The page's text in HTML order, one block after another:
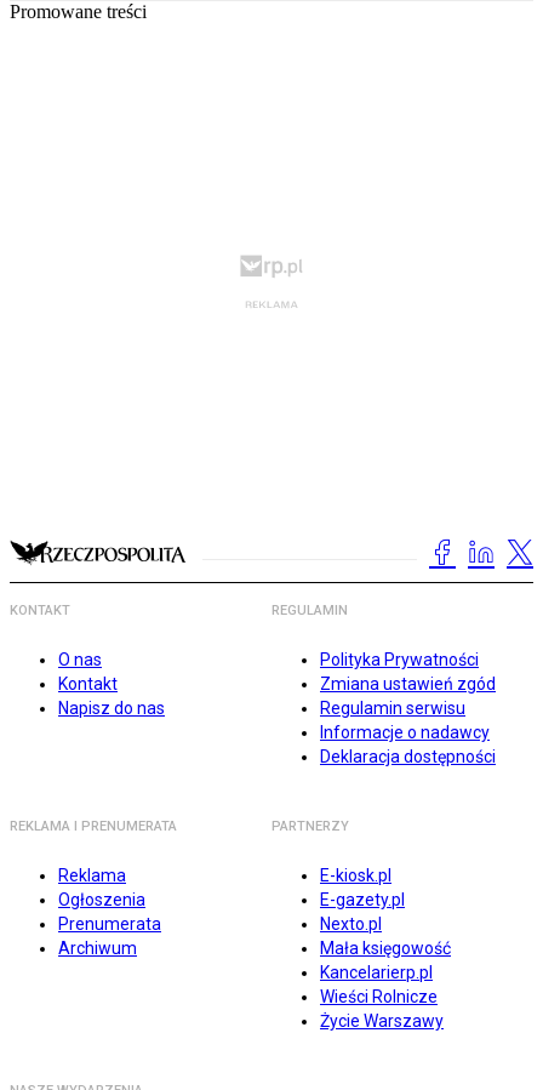
Promowane treści
KONTAKT
O nas
Kontakt
Napisz do nas
REGULAMIN
Polityka Prywatności
Zmiana ustawień zgód
Regulamin serwisu
Informacje o nadawcy
Deklaracja dostępności
REKLAMA I PRENUMERATA
Reklama
Ogłoszenia
Prenumerata
Archiwum
PARTNERZY
E-kiosk.pl
E-gazety.pl
Nexto.pl
Mała księgowość
Kancelarierp.pl
Wieści Rolnicze
Życie Warszawy